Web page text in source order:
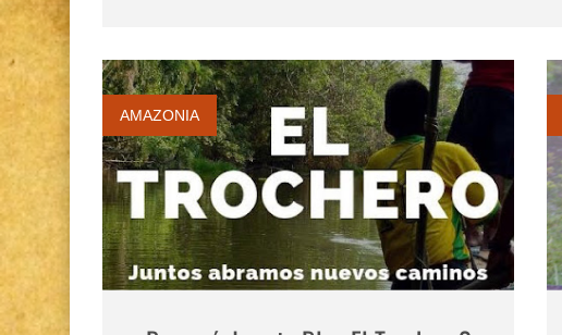
AMAZONIA